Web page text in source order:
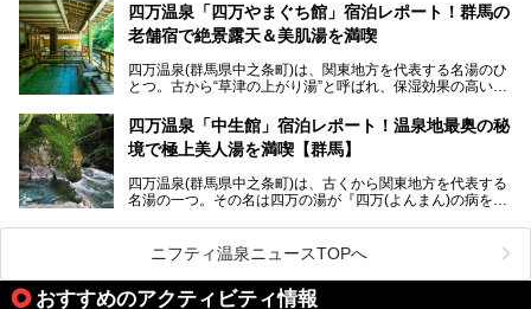
も多いかもしれません。
そこで筆者である私が実際に行ってみました！万座温泉の楽
しみ方や周辺の観光地を解説します。
また、日帰り入浴できる温泉から混浴可能な温泉まで、おす
すめの入浴施設もご紹介します！
四万温泉「四万やまぐち館」宿泊レポート！群馬の
老舗宿で絶景露天＆美肌湯を満喫
四万温泉(群馬県中之条町)は、関東地方を代表する名湯のひ
とつ。古から“草津の上がり湯”と呼ばれ、保湿効果の高い美
「四万やまぐち館」は、この地を代表する旅館の一つ。日帰
り入浴も可能ですが、やはり宿泊してじっくり楽しむのがベ
肌湯をはじめ、館内の魅力をたっぷりとご紹介します！
四万温泉「中生館」宿泊レポート！温泉地最奥の秘
境で極上美人湯を満喫【群馬】
四万温泉(群馬県中之条町)は、古くから関東地方を代表する
名湯の一つ。その名は四万の湯が『四万(よんまん)の病を癒
観光客で賑わう人気温泉地です。
「中生館」は四万温泉最奥に位置し、秘境感漂う老舗宿。泉
質の良さ(特に美人湯効果)に定評があり、知る人ぞ知る穴場
的存在です。今回は筆者自ら宿泊し、自慢の温泉をはじめ食
ニフティ温泉ニュースTOPへ
おすすめのアクティビティ情報